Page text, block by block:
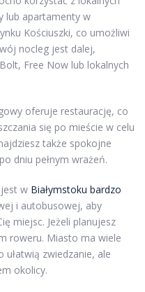
lub apartamenty w
Kościuszki, co umożliwi
nocleg jest dalej,
Free Now lub lokalnych
oferuje restaurację, co
się po mieście w celu
także spokojne
dniu pełnym wrażeń.
w Białymstoku bardzo
i autobusowej, aby
miejsc. Jeżeli planujesz
roweru. Miasto ma wiele
zwiedzanie, ale
okolicy.